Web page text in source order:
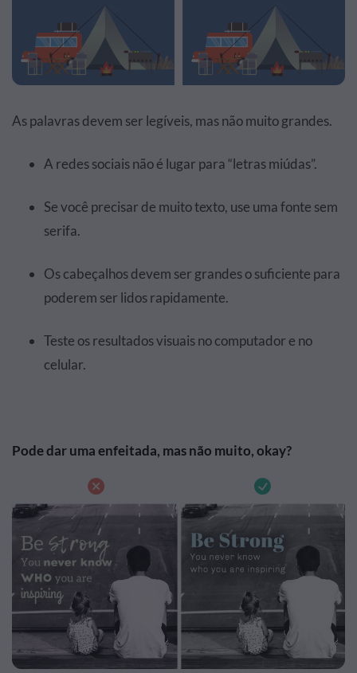
As palavras devem ser legíveis, mas não muito grandes.
A redes sociais não é lugar para “letras miúdas”.
Se você precisar de muito texto, use uma fonte sem
serifa.
Os cabeçalhos devem ser grandes o suficiente para
poderem ser lidos rapidamente.
Teste os resultados visuais no computador e no
celular.
Pode dar uma enfeitada, mas não muito, okay?